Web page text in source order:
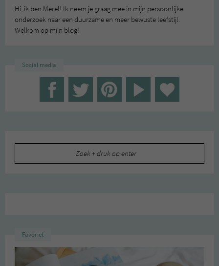
Hi, ik ben Merel! Ik neem je graag mee in mijn persoonlijke
onderzoek naar een duurzame en meer bewuste leefstijl.
Welkom op mijn blog!
Social media
Favoriet